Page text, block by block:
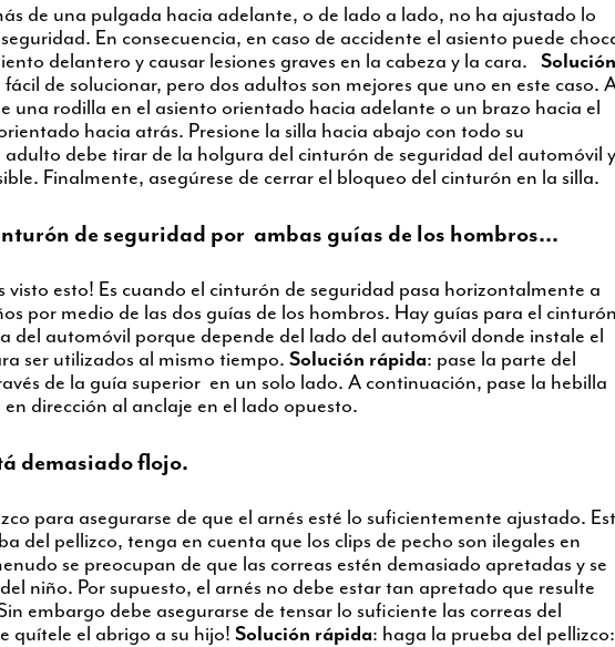
de una pulgada hacia adelante, o de lado a lado, no ha ajustado lo
En consecuencia, en caso de accidente el asiento puede
delantero y causar lesiones graves en la cabeza y la cara. Solución
de solucionar, pero dos adultos son mejores que uno en este caso.
una rodilla en el asiento orientado hacia adelante o un brazo hacia el
hacia atrás. Presione la silla hacia abajo con todo su
adulto debe tirar de la holgura del cinturón de seguridad del automóvil y
Finalmente, asegúrese de cerrar el bloqueo del cinturón en la silla.
de seguridad por ambas guías de los hombros...
visto esto! Es cuando el cinturón de seguridad pasa horizontalmente a
por medio de las dos guías de los hombros. Hay guías para el cinturón
del automóvil porque depende del lado del automóvil donde instale el
ser utilizados al mismo tiempo. Solución rápida: pase la parte del
de la guía superior en un solo lado. A continuación, pase la hebilla
dirección al anclaje en el lado opuesto.
demasiado flojo.
para asegurarse de que el arnés esté lo suficientemente ajustado.
del pellizco, tenga en cuenta que los clips de pecho son ilegales en
se preocupan de que las correas estén demasiado apretadas y se
niño. Por supuesto, el arnés no debe estar tan apretado que resulte
embargo debe asegurarse de tensar lo suficiente las correas del
quítele el abrigo a su hijo! Solución rápida: haga la prueba del pellizco: